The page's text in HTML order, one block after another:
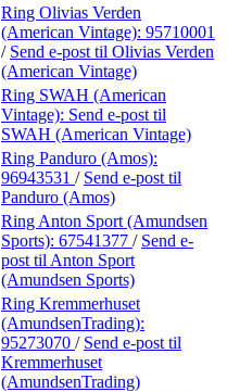
Ring Olivias Verden
(American Vintage): 95710001
/ Send e-post til Olivias Verden
(American Vintage)
Ring SWAH (American
Vintage): Send e-post til
SWAH (American Vintage)
Ring Panduro (Amos):
96943531 / Send e-post til
Panduro (Amos)
Ring Anton Sport (Amundsen
Sports): 67541377 / Send e-
post til Anton Sport
(Amundsen Sports)
Ring Kremmerhuset
(AmundsenTrading):
95273070 / Send e-post til
Kremmerhuset
(AmundsenTrading)